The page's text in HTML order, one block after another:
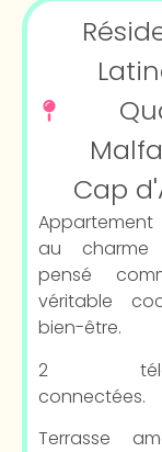
Cap
au charme
pensé
véritable
bien-être.
2
connectées.
Terrasse